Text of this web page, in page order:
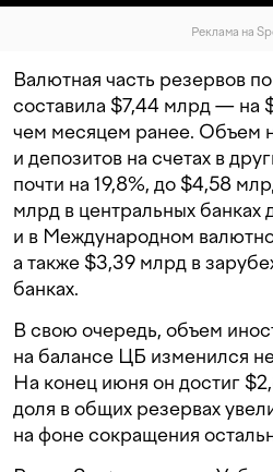
Реклама на
Валютная часть резервов
составила $7,44 млрд — на
чем месяцем ранее. Объем
и депозитов на счетах в
почти на 19,8%, до $4,58
млрд в центральных банках
и в Международном
а также $3,39 млрд в
банках.
В свою очередь, объем
на балансе ЦБ изменился
На конец июня он достиг
доля в общих резервах
на фоне сокращения